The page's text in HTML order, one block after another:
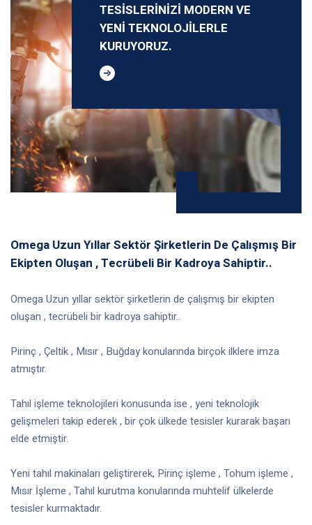
TESİSLERİNİZİ MODERN VE
YENİ TEKNOLOJİLERLE
KURUYORUZ.
Omega Uzun Yıllar Sektör Şirketlerin De Çalışmış Bir
Ekipten Oluşan , Tecrübeli Bir Kadroya Sahiptir..
Omega Uzun yıllar sektör şirketlerin de çalışmış bir ekipten
oluşan , tecrübeli bir kadroya sahiptir..
Pirinç , Çeltik , Mısır , Buğday konularında birçok ilklere imza
atmıştır.
Tahıl işleme teknolojileri konusunda ise , yeni teknolojik
gelişmeleri takip ederek , bir çok ülkede tesisler kurarak başarı
elde etmiştir.
Yeni tahıl makinaları geliştirerek, Pirinç işleme , Tohum işleme ,
Mısır İşleme , Tahıl kurutma konularında muhtelif ülkelerde
tesisler kurmaktadır.